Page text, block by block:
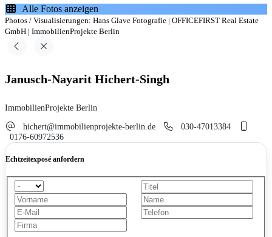
Alle Fotos anzeigen
Photos / Visualisierungen: Hans Glave Fotografie | OFFICEFIRST Real Estate
GmbH | ImmobilienProjekte Berlin
Janusch-Nayarit Hichert-Singh
ImmobilienProjekte Berlin
hichert@immobilienprojekte-berlin.de
030-47013384
0176-60972536
Echtzeitexposé anfordern